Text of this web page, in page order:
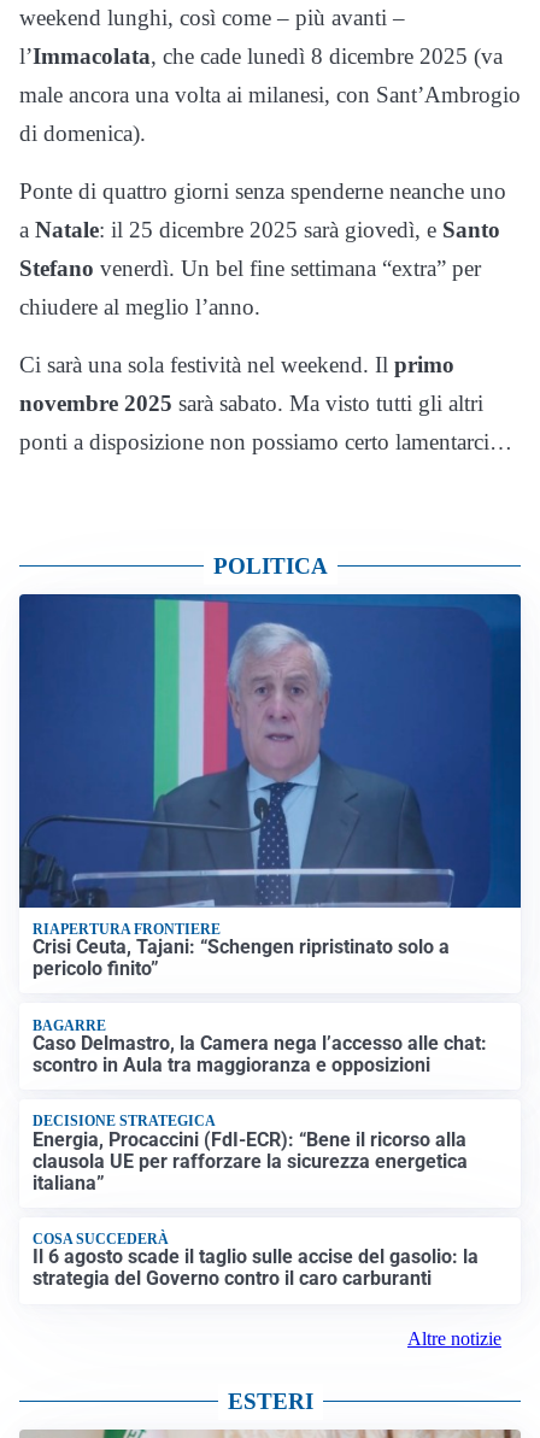
weekend lunghi, così come – più avanti –
l’Immacolata, che cade lunedì 8 dicembre 2025 (va
male ancora una volta ai milanesi, con Sant’Ambrogio
di domenica).
Ponte di quattro giorni senza spenderne neanche uno
a Natale: il 25 dicembre 2025 sarà giovedì, e Santo
Stefano venerdì. Un bel fine settimana “extra” per
chiudere al meglio l’anno.
Ci sarà una sola festività nel weekend. Il primo
novembre 2025 sarà sabato. Ma visto tutti gli altri
ponti a disposizione non possiamo certo lamentarci…
POLITICA
RIAPERTURA FRONTIERE
Crisi Ceuta, Tajani: “Schengen ripristinato solo a
pericolo finito”
BAGARRE
Caso Delmastro, la Camera nega l’accesso alle chat:
scontro in Aula tra maggioranza e opposizioni
DECISIONE STRATEGICA
Energia, Procaccini (FdI-ECR): “Bene il ricorso alla
clausola UE per rafforzare la sicurezza energetica
italiana”
COSA SUCCEDERÀ
Il 6 agosto scade il taglio sulle accise del gasolio: la
strategia del Governo contro il caro carburanti
Altre notizie
ESTERI